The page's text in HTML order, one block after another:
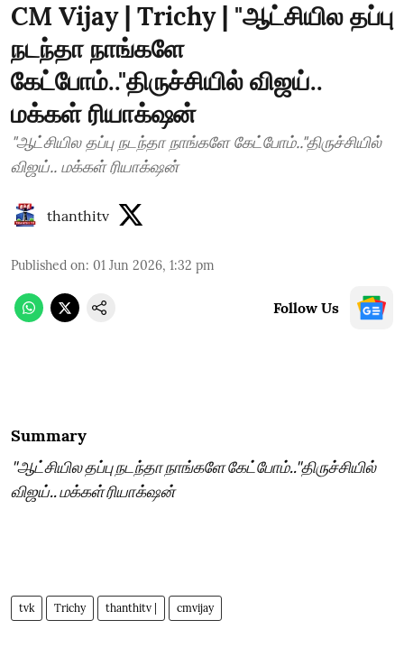
CM Vijay | Trichy | "ஆட்சியில தப்பு
நடந்தா நாங்களே
கேட்போம்.."திருச்சியில் விஜய்..
மக்கள் ரியாக்‌ஷன்
"ஆட்சியில தப்பு நடந்தா நாங்களே கேட்போம்.."திருச்சியில்
விஜய்.. மக்கள் ரியாக்‌ஷன்
thanthitv
Published on: 01 Jun 2026, 1:32 pm
Follow Us
Summary
"ஆட்சியில தப்பு நடந்தா நாங்களே கேட்போம்.."திருச்சியில்
விஜய்.. மக்கள் ரியாக்‌ஷன்
tvk Trichy thanthitv | cmvijay